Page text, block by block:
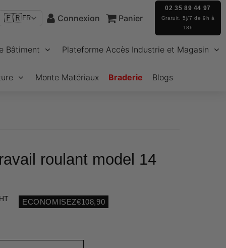
🇫🇷FR Connexion Panier
02 35 89 44 97
Gratuit, 5j/7 de 9h à
18h
Bâtiment Plateforme Accès Industrie et Magasin
Monte Matériaux Braderie Blogs
roulant model 14
Unit
ECONOMISEZ€108,90